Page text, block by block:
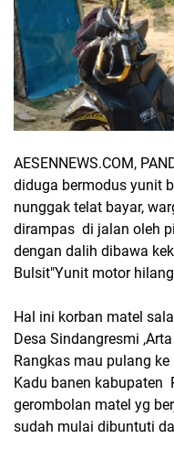
AESENNEWS.COM,
diduga bermodus yunit
nunggak telat bayar,
dirampas di jalan oleh
dengan dalih dibawa
Bulsit"Yunit motor
Hal ini korban matel
Desa Sindangresmi
Rangkas mau pulang
Kadu banen kabupaten
gerombolan matel yg
sudah mulai dibuntuti